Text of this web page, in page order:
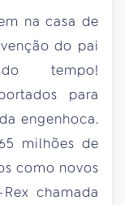
na casa de
do pai
tempo!
para
engenhoca.
milhões de
como novos
chamada